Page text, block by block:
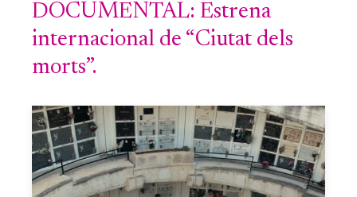
DOCUMENTAL: Estrena
internacional de “Ciutat dels
morts”.